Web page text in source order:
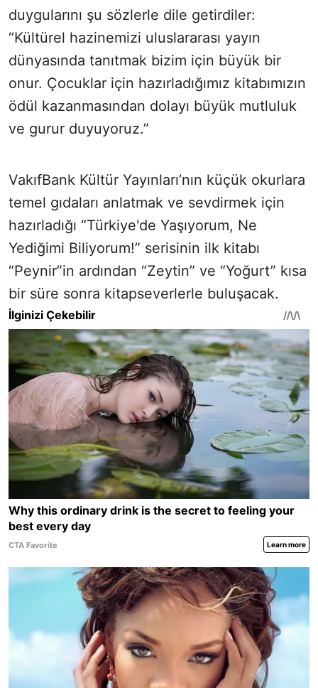
duygularını şu sözlerle dile getirdiler:
“Kültürel hazinemizi uluslararası yayın
dünyasında tanıtmak bizim için büyük bir
onur. Çocuklar için hazırladığımız kitabımızın
ödül kazanmasından dolayı büyük mutluluk
ve gurur duyuyoruz.”
VakıfBank Kültür Yayınları’nın küçük okurlara
temel gıdaları anlatmak ve sevdirmek için
hazırladığı “Türkiye'de Yaşıyorum, Ne
Yediğimi Biliyorum!” serisinin ilk kitabı
“Peynir”in ardından “Zeytin” ve “Yoğurt” kısa
bir süre sonra kitapseverlerle buluşacak.